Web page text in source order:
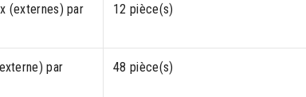
(externes) par
12 pièce(s)
par
48 pièce(s)